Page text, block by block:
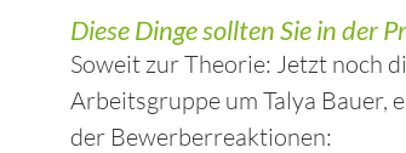
Diese Dinge sollten Sie in der
Soweit zur Theorie: Jetzt noch
Arbeitsgruppe um Talya
der Bewerberreaktionen: